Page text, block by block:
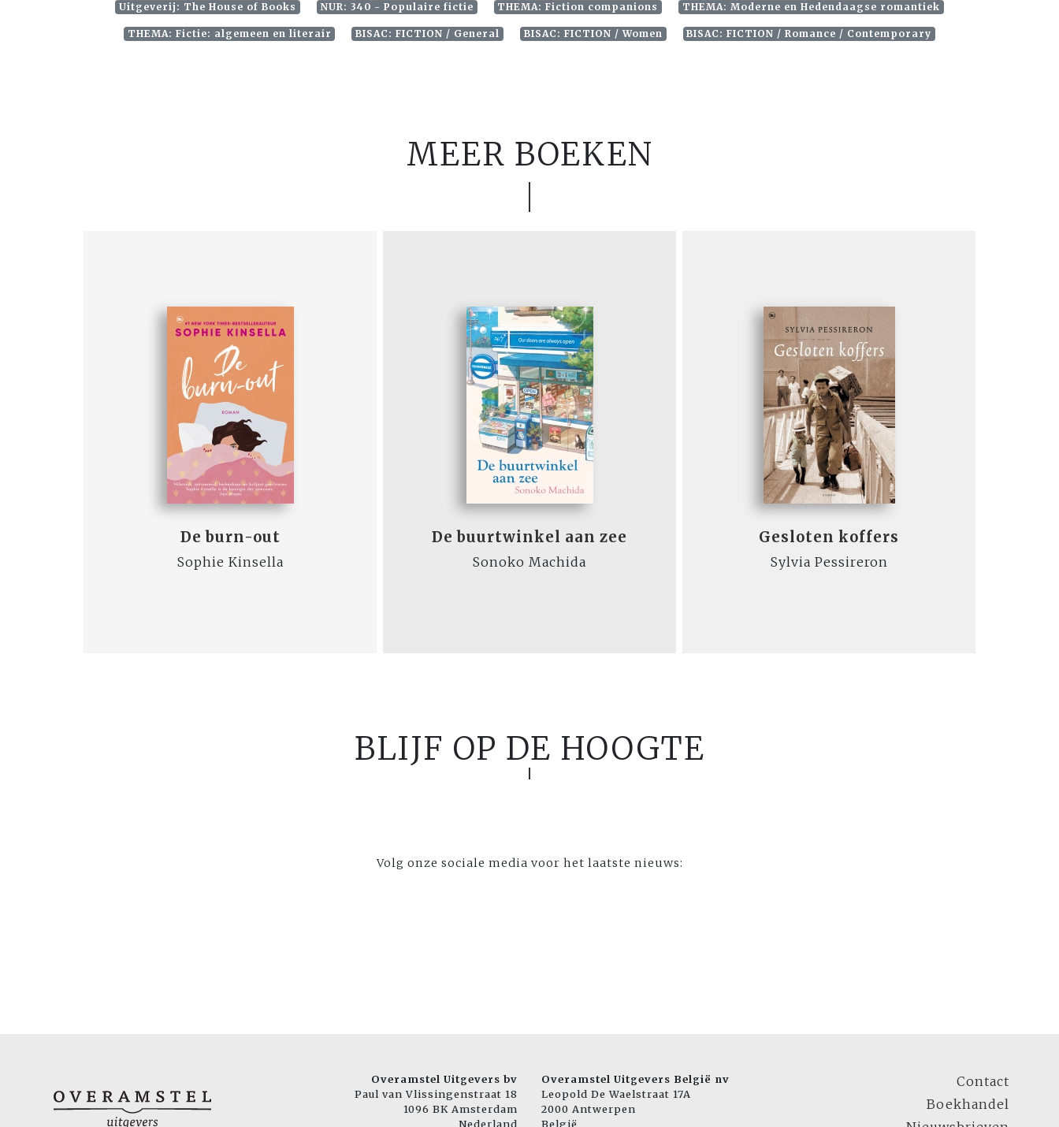
Uitgeverij: The House of Books NUR: 340 - Populaire fictie THEMA: Fiction companions THEMA: Moderne en Hedendaagse romantiek
THEMA: Fictie: algemeen en literair BISAC: FICTION / General BISAC: FICTION / Women BISAC: FICTION / Romance / Contemporary
MEER BOEKEN
De burn-out
Sophie Kinsella
De buurtwinkel aan zee
Sonoko Machida
Gesloten koffers
Sylvia Pessireron
BLIJF OP DE HOOGTE
Volg onze sociale media voor het laatste nieuws:
Overamstel Uitgevers bv
Paul van Vlissingenstraat 18
1096 BK Amsterdam
Nederland
Overamstel Uitgevers België nv
Leopold De Waelstraat 17A
2000 Antwerpen
België
Contact
Boekhandel